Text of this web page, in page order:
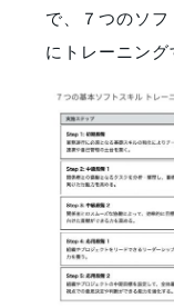
で、７つのソ
にトレーニング